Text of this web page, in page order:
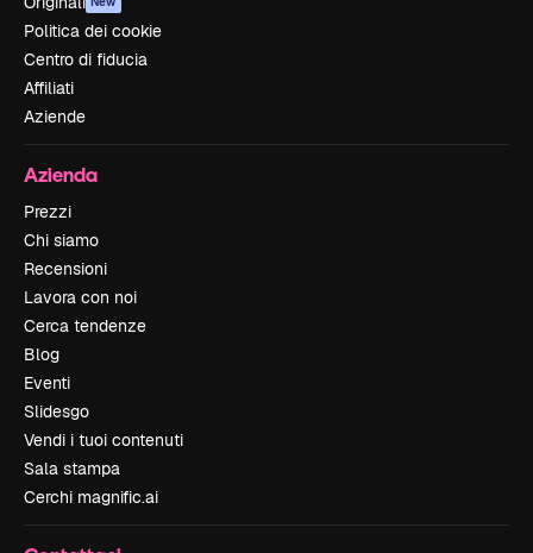
Politica dei cookie
Centro di fiducia
Affiliati
Aziende
Azienda
Prezzi
Chi siamo
Recensioni
Lavora con noi
Cerca tendenze
Blog
Eventi
Slidesgo
Vendi i tuoi contenuti
Sala stampa
Cerchi magnific.ai